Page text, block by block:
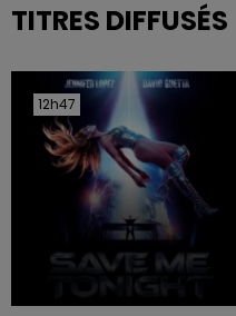
TITRES DIFFUSÉS
12h47
12h47